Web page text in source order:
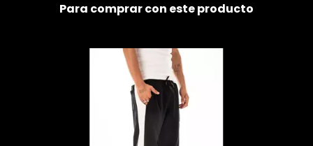
Para comprar con este producto